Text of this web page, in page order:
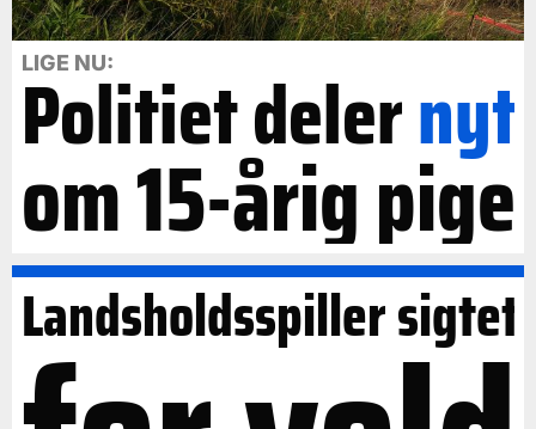
LIGE NU:
Politiet delernyt
om 15-årig pige
Landsholdsspiller sigtet